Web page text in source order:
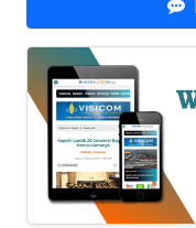
WN
WN
SUMBAR
WN